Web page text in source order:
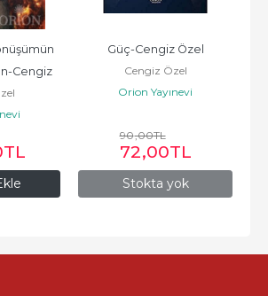
Cengiz
TL
Stokta yok
Güç-Cengiz Özel
Cengiz Özel
Orion Yayınevi
90,00TL
72,00TL